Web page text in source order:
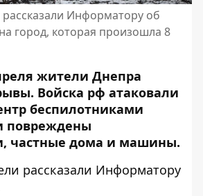
Информатору об
город, которая произошла 8
жители Днепра
Войска рф атаковали
беспилотниками
повреждены
частные дома и машины.
рассказали Информатору